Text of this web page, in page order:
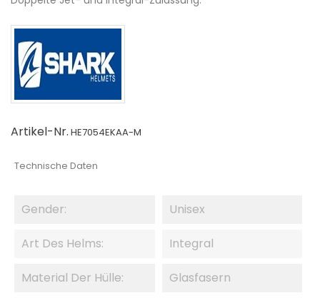
Artikel-Nr. HE7054EKAA-M
Technische Daten
Gender: Unisex
Art Des Helms: Integral
Material Der Hülle: Glasfasern